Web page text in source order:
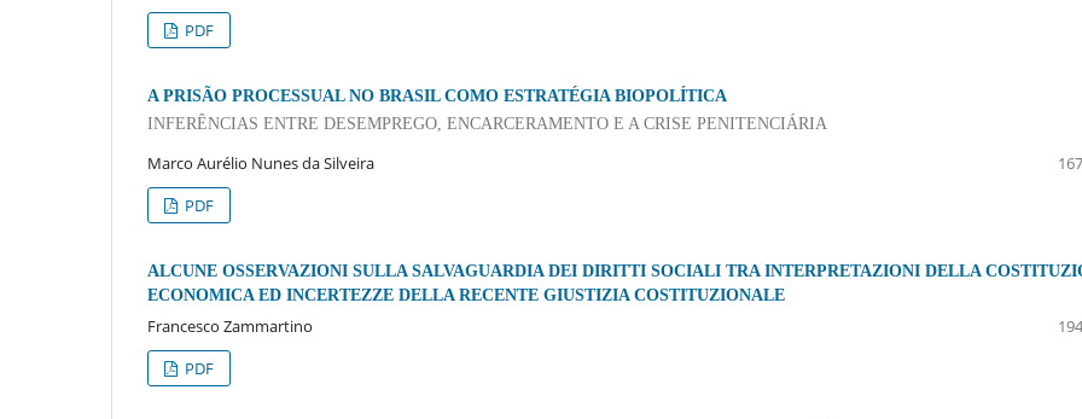
PDF
A PRISÃO PROCESSUAL NO BRASIL COMO ESTRATÉGIA BIOPOLÍTICA
INFERÊNCIAS ENTRE DESEMPREGO, ENCARCERAMENTO E A CRISE PENITENCIÁRIA
Marco Aurélio Nunes da Silveira
PDF
ALCUNE OSSERVAZIONI SULLA SALVAGUARDIA DEI DIRITTI SOCIALI TRA INTERPRETAZIONI DELLA
ECONOMICA ED INCERTEZZE DELLA RECENTE GIUSTIZIA COSTITUZIONALE
Francesco Zammartino
PDF